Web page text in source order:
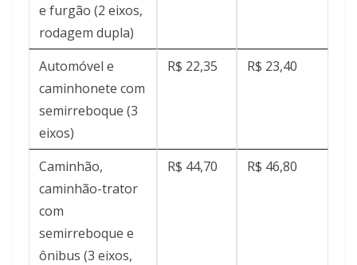
e furgão (2 eixos,
rodagem dupla)
Automóvel e
caminhonete com
semirreboque (3
eixos)
R$ 22,35 R$ 23,40
Caminhão,
caminhão-trator
com
semirreboque e
ônibus (3 eixos,
R$ 44,70 R$ 46,80